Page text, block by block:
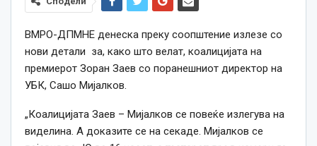
ВМРО-ДПМНЕ денеска преку соопштение излезе со
нови детали за, како што велат, коалицијата на
премиерот Зоран Заев со поранешниот директор на
УБК, Сашо Мијалков.
„Коалицијата Заев – Мијалков се повеќе излегува на
виделина. А доказите се на секаде. Мијалков се